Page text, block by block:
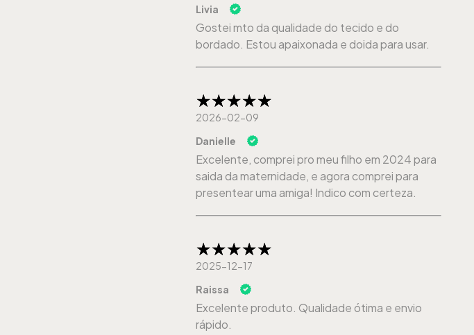
Livia
Gostei mto da qualidade do tecido e do
bordado. Estou apaixonada e doida para usar.
2026-02-09
Danielle
Excelente, comprei pro meu filho em 2024 para
saida da maternidade, e agora comprei para
presentear uma amiga! Indico com certeza.
2025-12-17
Raissa
Excelente produto. Qualidade ótima e envio
rápido.